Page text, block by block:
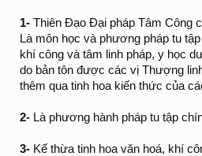
1- Thiên Đạo Đại pháp Tâm Công
Là môn học và phương pháp tu
khí công và tâm linh pháp, y học
do bản tôn được các vị Thượng
thêm qua tinh hoa kiến thức của
2- Là phương hành pháp tu tập
3- Kế thừa tinh hoa văn hoá, khí